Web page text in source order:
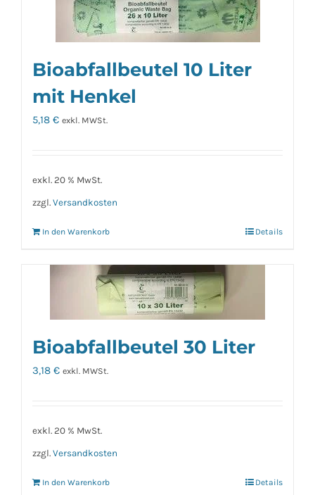
Bioabfallbeutel 10 Liter
mit Henkel
5,18 € exkl. MWSt.
exkl. 20 % MwSt.
zzgl. Versandkosten
In den Warenkorb Details
Bioabfallbeutel 30 Liter
3,18 € exkl. MWSt.
exkl. 20 % MwSt.
zzgl. Versandkosten
In den Warenkorb Details